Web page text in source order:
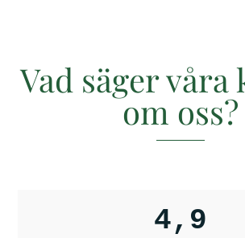
Vad säger
om oss?
4,9